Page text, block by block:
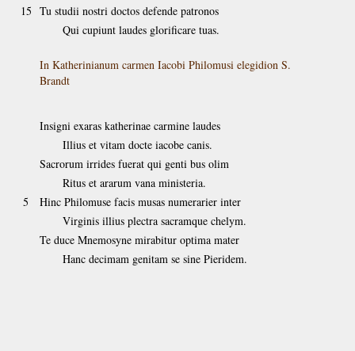
15 Tu studii nostri doctos defende patronos
Qui cupiunt laudes glorificare tuas.
In Katherinianum carmen Iacobi Philomusi elegidion S.
Brandt
Insigni exaras katherinae carmine laudes
Illius et vitam docte iacobe canis.
Sacrorum irrides fuerat qui genti bus olim
Ritus et ararum vana ministeria.
5
Hinc Philomuse facis musas numerarier inter
Virginis illius plectra sacramque chelym.
Te duce Mnemosyne mirabitur optima mater
Hanc decimam genitam se sine Pieridem.